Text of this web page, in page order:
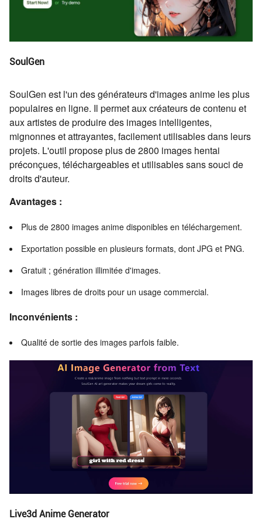
SoulGen
SoulGen est l'un des générateurs d'images anime les plus
populaires en ligne. Il permet aux créateurs de contenu et
aux artistes de produire des images intelligentes,
mignonnes et attrayantes, facilement utilisables dans leurs
projets. L'outil propose plus de 2800 images hentai
préconçues, téléchargeables et utilisables sans souci de
droits d'auteur.
Avantages :
Plus de 2800 images anime disponibles en téléchargement.
Exportation possible en plusieurs formats, dont JPG et PNG.
Gratuit ; génération illimitée d'images.
Images libres de droits pour un usage commercial.
Inconvénients :
Qualité de sortie des images parfois faible.
Live3d Anime Generator